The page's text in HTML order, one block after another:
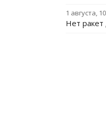
1 августа,
Нет ракет